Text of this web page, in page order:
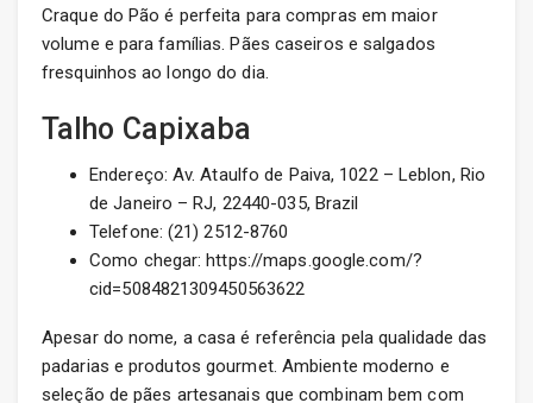
Craque do Pão é perfeita para compras em maior
volume e para famílias. Pães caseiros e salgados
fresquinhos ao longo do dia.
Talho Capixaba
Endereço: Av. Ataulfo de Paiva, 1022 – Leblon, Rio
de Janeiro – RJ, 22440-035, Brazil
Telefone: (21) 2512-8760
Como chegar: https://maps.google.com/?
cid=5084821309450563622
Apesar do nome, a casa é referência pela qualidade das
padarias e produtos gourmet. Ambiente moderno e
seleção de pães artesanais que combinam bem com